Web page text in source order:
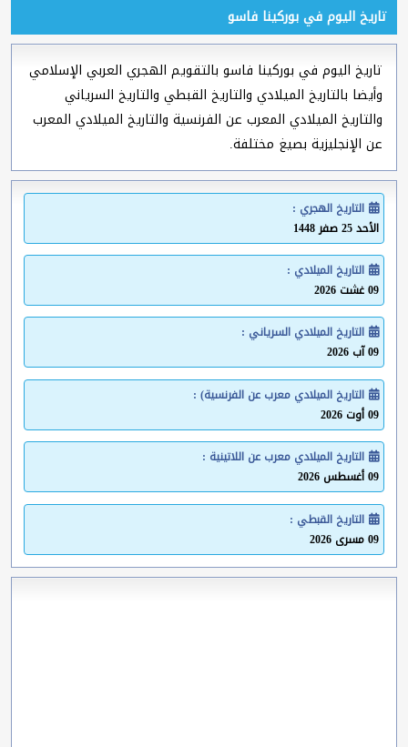
تاريخ اليوم في بوركينا فاسو
تاريخ اليوم في بوركينا فاسو بالتقويم الهجري العربي الإسلامي
وأيضا بالتاريخ الميلادي والتاريخ القبطي والتاريخ السرياني
والتاريخ الميلادي المعرب عن الفرنسية والتاريخ الميلادي المعرب
عن الإنجليزية بصيغ مختلفة.
التاريخ الهجري :
الأحد 25 صفر 1448
التاريخ الميلادي :
09 غشت 2026
التاريخ الميلادي السرياني :
09 آب 2026
التاريخ الميلادي معرب عن الفرنسية) :
09 أوت 2026
التاريخ الميلادي معرب عن اللاتينية :
09 أغسطس 2026
التاريخ القبطي :
09 مسرى 2026